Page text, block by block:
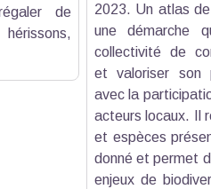
de
2023. Un atlas
une démarche
collectivité de
et valoriser son
avec la
acteurs locaux. Il
et espèces
donné et permet
enjeux de